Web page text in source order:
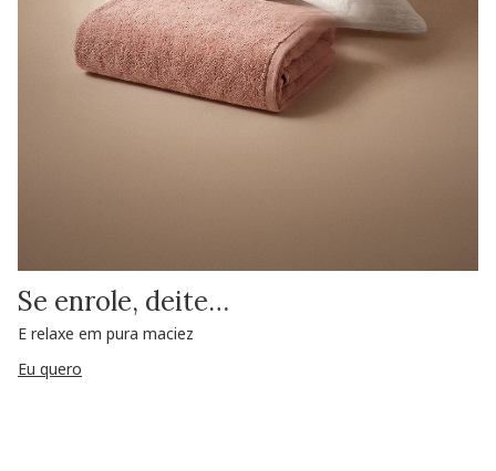
Se enrole, deite…
E relaxe em pura maciez
Eu quero